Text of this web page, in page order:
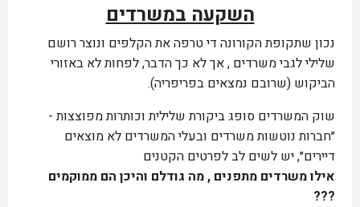
השקעה במשרדים
נכון שתקופת הקורונה די טרפה את הקלפים ונוצר רושם
שלילי לגבי משרדים , אך לא כך הדבר, לפחות לא באזורי
הביקוש (שרובם נמצאים בפריפריה).
שוק המשרדים סופג ביקורת שלילית וכותרות מפוצצות -
״חברות נוטשות משרדים ובעלי המשרדים לא מוצאים
דיירים״, יש לשים לב לפרטים הקטנים
אילו משרדים מתפנים , מה גודלם והיכן הם ממוקמים
???